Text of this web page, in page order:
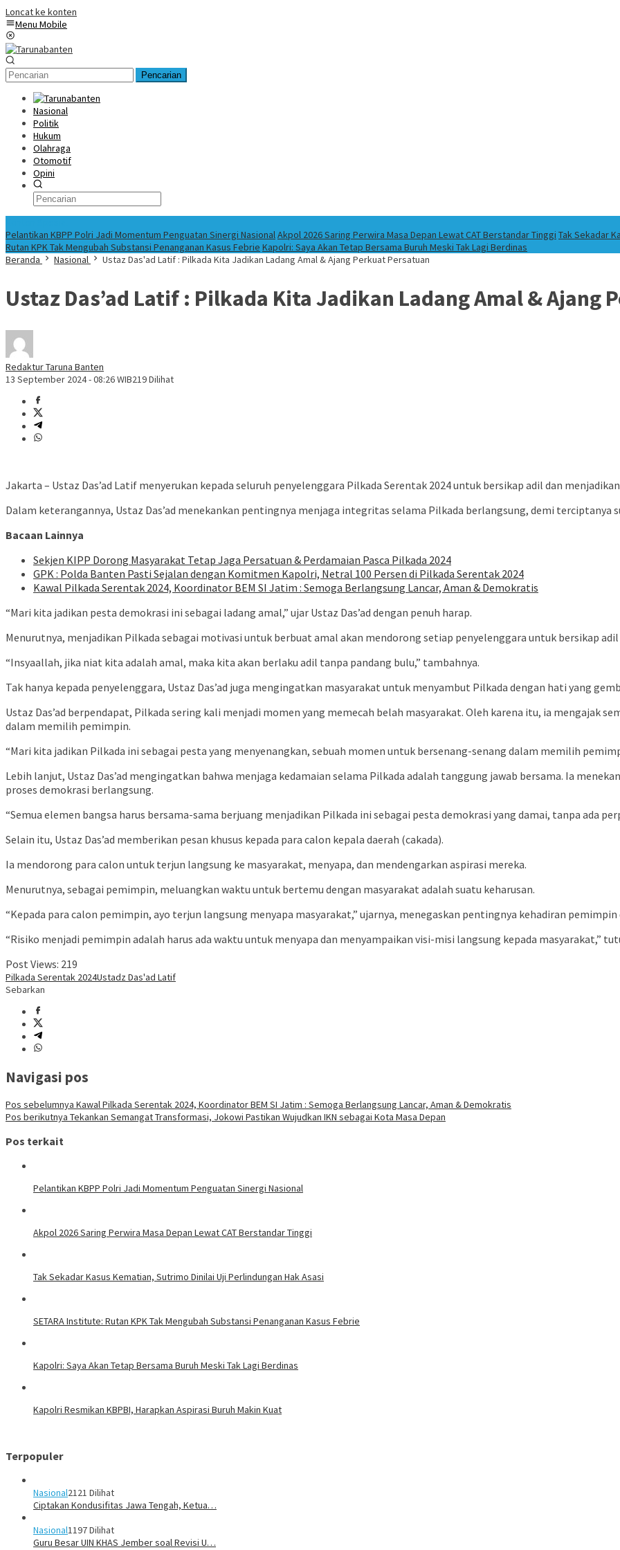
Loncat ke konten
Menu Mobile
Pencarian
Nasional
Politik
Hukum
Olahraga
Otomotif
Opini
Pelantikan KBPP Polri Jadi Momentum Penguatan Sinergi NasionalAkpol 2026 Saring Perwira Masa Depan Lewat CAT Berstandar Tinggi Tak Sekadar
Rutan KPK Tak Mengubah Substansi Penanganan Kasus Febrie Kapolri: Saya Akan Tetap Bersama Buruh Meski Tak Lagi Berdinas
Beranda
Nasional Ustaz Das'ad Latif : Pilkada Kita Jadikan Ladang Amal & Ajang Perkuat Persatuan
Ustaz Das’ad Latif : Pilkada Kita Jadikan Ladang Amal & Ajang
Redaktur Taruna Banten
13 September 2024 - 08:26 WIB219 Dilihat
Jakarta – Ustaz Das’ad Latif menyerukan kepada seluruh penyelenggara Pilkada Serentak 2024 untuk bersikap adil dan
Dalam keterangannya, Ustaz Das’ad menekankan pentingnya menjaga integritas selama Pilkada berlangsung, demi terciptanya
Bacaan Lainnya
Sekjen KIPP Dorong Masyarakat Tetap Jaga Persatuan & Perdamaian Pasca Pilkada 2024
GPK : Polda Banten Pasti Sejalan dengan Komitmen Kapolri, Netral 100 Persen di Pilkada Serentak 2024
Kawal Pilkada Serentak 2024, Koordinator BEM SI Jatim : Semoga Berlangsung Lancar, Aman & Demokratis
“Mari kita jadikan pesta demokrasi ini sebagai ladang amal,” ujar Ustaz Das’ad dengan penuh harap.
Menurutnya, menjadikan Pilkada sebagai motivasi untuk berbuat amal akan mendorong setiap penyelenggara untuk bersikap
“Insyaallah, jika niat kita adalah amal, maka kita akan berlaku adil tanpa pandang bulu,” tambahnya.
Tak hanya kepada penyelenggara, Ustaz Das’ad juga mengingatkan masyarakat untuk menyambut Pilkada dengan hati yang
Ustaz Das’ad berpendapat, Pilkada sering kali menjadi momen yang memecah belah masyarakat. Oleh karena itu, ia mengajak
dalam memilih pemimpin.
“Mari kita jadikan Pilkada ini sebagai pesta yang menyenangkan, sebuah momen untuk bersenang-senang dalam memilih
Lebih lanjut, Ustaz Das’ad mengingatkan bahwa menjaga kedamaian selama Pilkada adalah tanggung jawab bersama. Ia
proses demokrasi berlangsung.
“Semua elemen bangsa harus bersama-sama berjuang menjadikan Pilkada ini sebagai pesta demokrasi yang damai, tanpa ada
Selain itu, Ustaz Das’ad memberikan pesan khusus kepada para calon kepala daerah (cakada).
Ia mendorong para calon untuk terjun langsung ke masyarakat, menyapa, dan mendengarkan aspirasi mereka.
Menurutnya, sebagai pemimpin, meluangkan waktu untuk bertemu dengan masyarakat adalah suatu keharusan.
“Kepada para calon pemimpin, ayo terjun langsung menyapa masyarakat,” ujarnya, menegaskan pentingnya kehadiran
“Risiko menjadi pemimpin adalah harus ada waktu untuk menyapa dan menyampaikan visi-misi langsung kepada masyarakat,”
Post Views: 219
Pilkada Serentak 2024Ustadz Das'ad Latif
Sebarkan
Navigasi pos
Pos sebelumnya Kawal Pilkada Serentak 2024, Koordinator BEM SI Jatim : Semoga Berlangsung Lancar, Aman & Demokratis
Pos berikutnya Tekankan Semangat Transformasi, Jokowi Pastikan Wujudkan IKN sebagai Kota Masa Depan
Pos terkait
Pelantikan KBPP Polri Jadi Momentum Penguatan Sinergi Nasional
Akpol 2026 Saring Perwira Masa Depan Lewat CAT Berstandar Tinggi
Tak Sekadar Kasus Kematian, Sutrimo Dinilai Uji Perlindungan Hak Asasi
SETARA Institute: Rutan KPK Tak Mengubah Substansi Penanganan Kasus Febrie
Kapolri: Saya Akan Tetap Bersama Buruh Meski Tak Lagi Berdinas
Kapolri Resmikan KBPBI, Harapkan Aspirasi Buruh Makin Kuat
Terpopuler
Nasional2121 Dilihat
Ciptakan Kondusifitas Jawa Tengah, Ketua…
Nasional1197 Dilihat
Guru Besar UIN KHAS Jember soal Revisi U…